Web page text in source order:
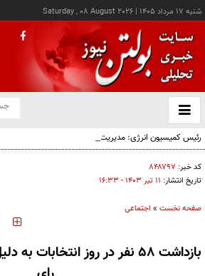
شنبه ۱۷ مرداد ۱۴۰۵ |
Saturday , 08 August 2026
باز
و
رئیس کمیسیون انرژی: مدیریت شبکه برق امسال نسبت به
کد خبر: ۸۴۸۷۹۷
تاریخ انتشار: ۱۱ تير ۱۴۰۳ - ۱۶:۳۳
صفحه نخست » اجتماعی
بازداشت ۵۸ نفر در روز